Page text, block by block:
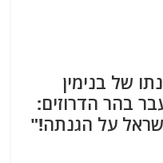
של בנימין
בהר הדרוזים:
על הגנתה!"